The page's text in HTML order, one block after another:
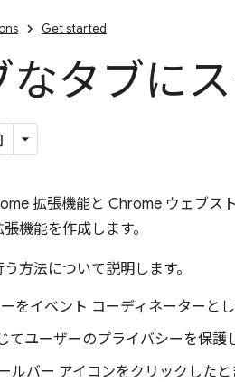
Get started
なタブに
拡張機能と Chrome ウェブス
機能を作成します。
方法について説明します。
をイベント コーディネーターとし
てユーザーのプライバシーを保護
ルバー アイコンをクリックしたと